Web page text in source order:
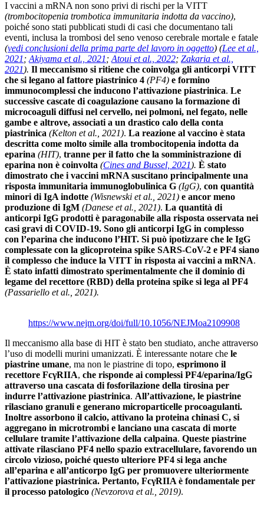
I vaccini a mRNA non sono privi di rischi per la VITT
(trombocitopenia trombotica immunitaria indotta da vaccino),
poiché sono stati pubblicati studi di casi che documentano tali
eventi, inclusa la trombosi del seno venoso cerebrale mortale e fatale
(vedi conclusioni della prima parte del lavoro in oggetto) (Lee et al.,
2021;Akiyama et al., 2021;Atoui et al., 2022; Zakaria et al.,
2021). Il meccanismo si ritiene che coinvolga gli anticorpi VITT
che si legano al fattore piastrinico 4 (PF4) e formino
immunocomplessi che inducono l’attivazione piastrinica. Le
successive cascate di coagulazione causano la formazione di
microcoaguli diffusi nel cervello, nei polmoni, nel fegato, nelle
gambe e altrove, associati a un drastico calo della conta
piastrinica (Kelton et al., 2021). La reazione al vaccino è stata
descritta come molto simile alla trombocitopenia indotta da
eparina (HIT), tranne per il fatto che la somministrazione di
eparina non è coinvolta (Cines and Bussel, 2021). È stato
dimostrato che i vaccini mRNA suscitano principalmente una
risposta immunitaria immunoglobulinica G (IgG), con quantità
minori di IgA indotte (Wisnewski et al., 2021) e ancor meno
produzione di IgM (Danese et al., 2021). La quantità di
anticorpi IgG prodotti è paragonabile alla risposta osservata nei
casi gravi di COVID-19. Sono gli anticorpi IgG in complesso
con l’eparina che inducono l’HIT. Si può ipotizzare che le IgG
complessate con la glicoproteina spike SARS-CoV-2 e PF4 siano
il complesso che induce la VITT in risposta ai vaccini a mRNA.
È stato infatti dimostrato sperimentalmente che il dominio di
legame del recettore (RBD) della proteina spike si lega al PF4
(Passariello et al., 2021).
https://www.nejm.org/doi/full/10.1056/NEJMoa2109908
Il meccanismo alla base di HIT è stato ben studiato, anche attraverso
l’uso di modelli murini umanizzati. È interessante notare che le
piastrine umane, ma non le piastrine di topo, esprimono il
recettore FcγRIIA, che risponde ai complessi PF4/eparina/IgG
attraverso una cascata di fosforilazione della tirosina per
indurre l’attivazione piastrinica. All’attivazione, le piastrine
rilasciano granuli e generano microparticelle procoagulanti.
Inoltre assorbono il calcio, attivano la proteina chinasi C, si
aggregano in microtrombi e lanciano una cascata di morte
cellulare tramite l’attivazione della calpaina. Queste piastrine
attivate rilasciano PF4 nello spazio extracellulare, favorendo un
circolo vizioso, poiché questo ulteriore PF4 si lega anche
all’eparina e all’anticorpo IgG per promuovere ulteriormente
l’attivazione piastrinica. Pertanto, FcγRIIA è fondamentale per
il processo patologico (Nevzorova et al., 2019).